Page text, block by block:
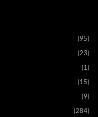
(95)
(23)
(1)
(15)
(9)
(284)